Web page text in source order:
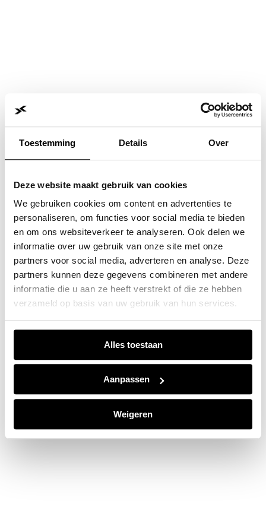
Toestemming Details Over
Deze website maakt gebruik van cookies
We gebruiken cookies om content en advertenties te
personaliseren, om functies voor social media te bieden
en om ons websiteverkeer te analyseren. Ook delen we
informatie over uw gebruik van onze site met onze
partners voor social media, adverteren en analyse. Deze
partners kunnen deze gegevens combineren met andere
informatie die u aan ze heeft verstrekt of die ze hebben
verzameld op basis van uw gebruik van hun services.
Alles toestaan
Aanpassen
Weigeren
Application error: a client-side exception has occurred while
loadingwww.jvk.nl(see the browser consolefor more
information).